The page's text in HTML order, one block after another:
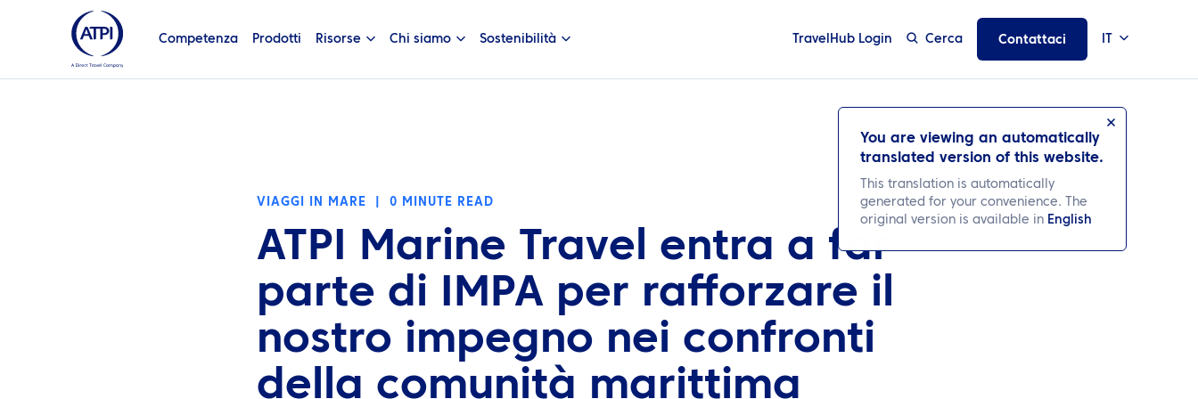
Competenza Prodotti Risorse Chi siamo Sostenibilità TravelHub Login Cerca Contattaci IT
You are viewing an automatically
translated version of this website.
This translation is automatically
generated for your convenience. The
original version is available in English
VIAGGI IN MARE 0 MINUTE READ
ATPI Marine Travel entra a far
parte di IMPA per rafforzare il
nostro impegno nei confronti
della comunità marittima